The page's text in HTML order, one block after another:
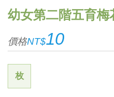
幼女第二階五育梅
價格NT$10
枚